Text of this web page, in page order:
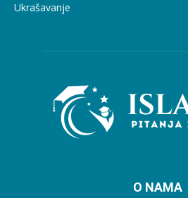
Ukrašavanje
O NAMA